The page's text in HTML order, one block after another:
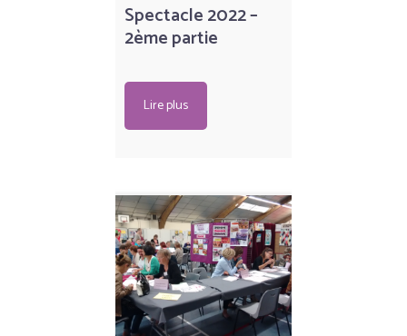
Spectacle 2022 –
2ème partie
Lire plus